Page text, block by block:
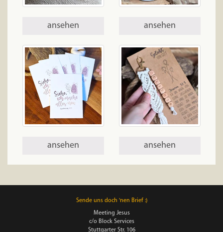
ansehen ansehen
ansehen ansehen
Sende uns doch 'nen Brief :)
Meeting Jesus
c/o Block Services
Stuttgarter Str. 106